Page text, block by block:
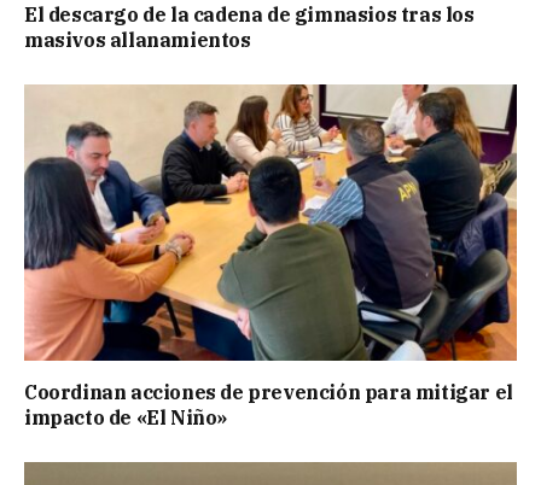
El descargo de la cadena de gimnasios tras los
masivos allanamientos
Coordinan acciones de prevención para mitigar el
impacto de «El Niño»